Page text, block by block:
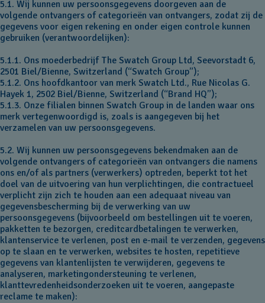
5.1. Wij kunnen uw persoonsgegevens doorgeven aan de
volgende ontvangers of categorieën van ontvangers, zodat zij de
gegevens voor eigen rekening en onder eigen controle kunnen
gebruiken (verantwoordelijken):
5.1.1. Ons moederbedrijf The Swatch Group Ltd, Seevorstadt 6,
2501 Biel/Bienne, Switzerland (“Swatch Group”);
5.1.2. Ons hoofdkantoor van merk Swatch Ltd., Rue Nicolas G.
Hayek 1, 2502 Biel/Bienne, Switzerland (“Brand HQ”);
5.1.3. Onze filialen binnen Swatch Group in de landen waar ons
merk vertegenwoordigd is, zoals is aangegeven bij het
verzamelen van uw persoonsgegevens.
5.2. Wij kunnen uw persoonsgegevens bekendmaken aan de
volgende ontvangers of categorieën van ontvangers die namens
ons en/of als partners (verwerkers) optreden, beperkt tot het
doel van de uitvoering van hun verplichtingen, die contractueel
verplicht zijn zich te houden aan een adequaat niveau van
gegevensbescherming bij de verwerking van uw
persoonsgegevens (bijvoorbeeld om bestellingen uit te voeren,
pakketten te bezorgen, creditcardbetalingen te verwerken,
klantenservice te verlenen, post en e-mail te verzenden, gegevens
op te slaan en te verwerken, websites te hosten, repetitieve
gegevens van klantenlijsten te verwijderen, gegevens te
analyseren, marketingondersteuning te verlenen,
klanttevredenheidsonderzoeken uit te voeren, aangepaste
reclame te maken):